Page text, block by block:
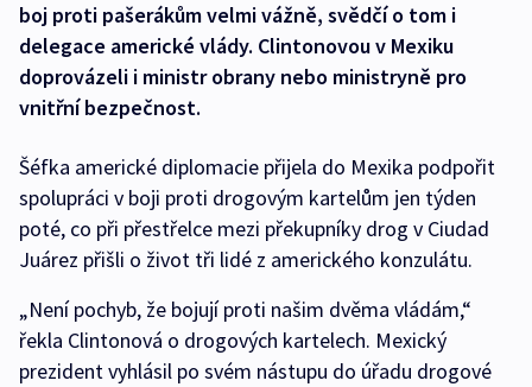
boj proti pašerákům velmi vážně, svědčí o tom i
delegace americké vlády. Clintonovou v Mexiku
doprovázeli i ministr obrany nebo ministryně pro
vnitřní bezpečnost.
Šéfka americké diplomacie přijela do Mexika podpořit
spolupráci v boji proti drogovým kartelům jen týden
poté, co při přestřelce mezi překupníky drog v Ciudad
Juárez přišli o život tři lidé z amerického konzulátu.
„Není pochyb, že bojují proti našim dvěma vládám,“
řekla Clintonová o drogových kartelech. Mexický
prezident vyhlásil po svém nástupu do úřadu drogové